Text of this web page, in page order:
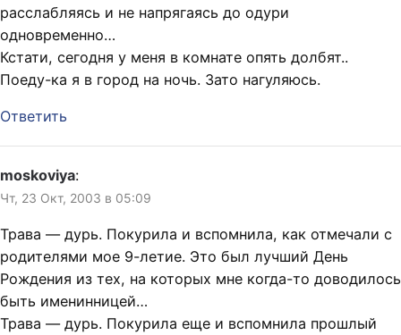
расслабляясь и не напрягаясь до одури
одновременно…
Кстати, сегодня у меня в комнате опять долбят..
Поеду-ка я в город на ночь. Зато нагуляюсь.
Ответить
moskoviya:
Чт, 23 Окт, 2003 в 05:09
Трава — дурь. Покурила и вспомнила, как отмечали с
родителями мое 9-летие. Это был лучший День
Рождения из тех, на которых мне когда-то доводилось
быть именинницей…
Трава — дурь. Покурила еще и вспомнила прошлый